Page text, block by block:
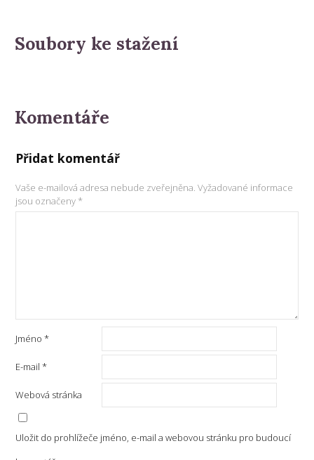
Soubory ke stažení
Komentáře
Přidat komentář
Vaše e-mailová adresa nebude zveřejněna. Vyžadované informace
jsou označeny*
Jméno*
E-mail*
Webová stránka
Uložit do prohlížeče jméno, e-mail a webovou stránku pro budoucí